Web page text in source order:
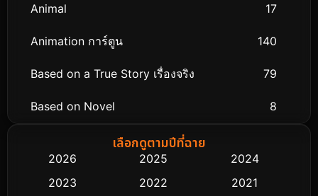
Animal 17
Animation การ์ตูน 140
Based on a True Story เรื่องจริง 79
Based on Novel 8
Biography ชีวิตจริงเลือกดูตามปีที่ฉาย
2026 2025
2024
2023
2022
2021